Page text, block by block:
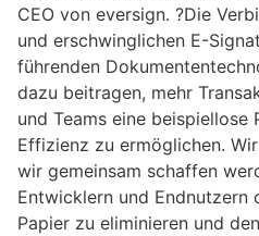
CEO von eversign. ?Die
und erschwinglichen E-
führenden
dazu beitragen, mehr
und Teams eine
Effizienz zu ermöglichen.
wir gemeinsam schaffen
Entwicklern und Endnutzern
Papier zu eliminieren und